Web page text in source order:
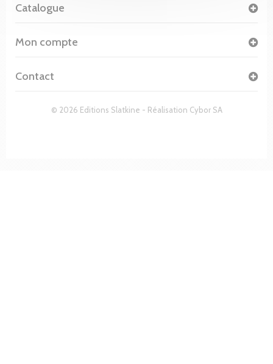
© 2026 Editions Slatkine - Réalisation Cybor SA
Catalogue
Mon compte
Contact